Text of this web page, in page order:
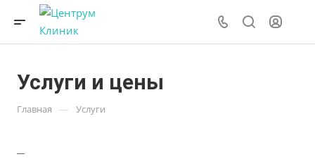
Услуги и цены
Главная — Услуги